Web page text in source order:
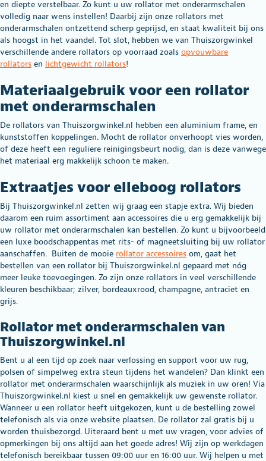
en diepte verstelbaar. Zo kunt u uw rollator met onderarmschalen
volledig naar wens instellen! Daarbij zijn onze rollators met
onderarmschalen ontzettend scherp geprijsd, en staat kwaliteit bij ons
als hoogst in het vaandel. Tot slot, hebben we van Thuiszorgwinkel
verschillende andere rollators op voorraad zoals opvouwbare
rollators en lichtgewicht rollators!
Materiaalgebruik voor een rollator
met onderarmschalen
De rollators van Thuiszorgwinkel.nl hebben een aluminium frame, en
kunststoffen koppelingen. Mocht de rollator onverhoopt vies worden,
of deze heeft een reguliere reinigingsbeurt nodig, dan is deze vanwege
het materiaal erg makkelijk schoon te maken.
Extraatjes voor elleboog rollators
Bij Thuiszorgwinkel.nl zetten wij graag een stapje extra. Wij bieden
daarom een ruim assortiment aan accessoires die u erg gemakkelijk bij
uw rollator met onderarmschalen kan bestellen. Zo kunt u bijvoorbeeld
een luxe boodschappentas met rits- of magneetsluiting bij uw rollator
aanschaffen. Buiten de mooie rollator accessoires om, gaat het
bestellen van een rollator bij Thuiszorgwinkel.nl gepaard met nóg
meer leuke toevoegingen. Zo zijn onze rollators in veel verschillende
kleuren beschikbaar; zilver, bordeauxrood, champagne, antraciet en
grijs.
Rollator met onderarmschalen van
Thuiszorgwinkel.nl
Bent u al een tijd op zoek naar verlossing en support voor uw rug,
polsen of simpelweg extra steun tijdens het wandelen? Dan klinkt een
rollator met onderarmschalen waarschijnlijk als muziek in uw oren! Via
Thuiszorgwinkel.nl kiest u snel en gemakkelijk uw gewenste rollator.
Wanneer u een rollator heeft uitgekozen, kunt u de bestelling zowel
telefonisch als via onze website plaatsen. De rollator zal gratis bij u
worden thuisbezorgd. Uiteraard bent u met uw vragen, voor advies of
opmerkingen bij ons altijd aan het goede adres! Wij zijn op werkdagen
telefonisch bereikbaar tussen 09:00 uur en 16:00 uur. Wij helpen u met